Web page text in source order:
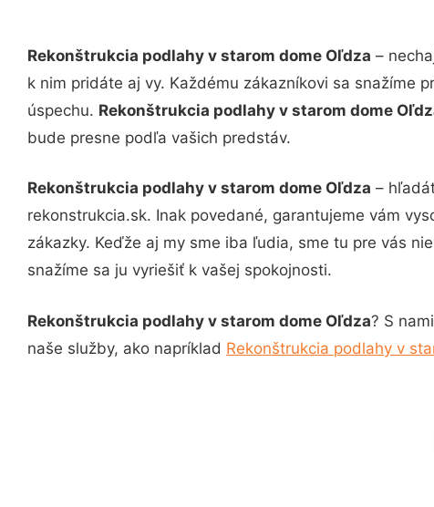
Rekonštrukcia podlahy v starom dome Oľdza –
k nim pridáte aj vy. Každému zákazníkovi sa snažíme
úspechu. Rekonštrukcia podlahy v starom dome
bude presne podľa vašich predstáv.
Rekonštrukcia podlahy v starom dome Oľdza –
rekonstrukcia.sk. Inak povedané, garantujeme vám
zákazky. Keďže aj my sme iba ľudia, sme tu pre vás
snažíme sa ju vyriešiť k vašej spokojnosti.
Rekonštrukcia podlahy v starom dome Oľdza? S
naše služby, ako napríklad Rekonštrukcia podlahy v